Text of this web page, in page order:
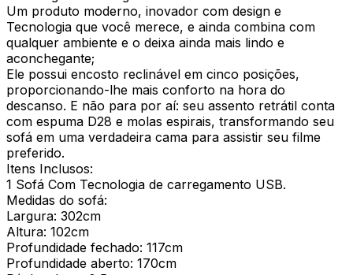
Um produto moderno, inovador com design e
Tecnologia que você merece, e ainda combina com
qualquer ambiente e o deixa ainda mais lindo e
aconchegante;
Ele possui encosto reclinável em cinco posições,
proporcionando-lhe mais conforto na hora do
descanso. E não para por aí: seu assento retrátil conta
com espuma D28 e molas espirais, transformando seu
sofá em uma verdadeira cama para assistir seu filme
preferido.
Itens Inclusos:
1 Sofá Com Tecnologia de carregamento USB.
Medidas do sofá:
Largura: 302cm
Altura: 102cm
Profundidade fechado: 117cm
Profundidade aberto: 170cm